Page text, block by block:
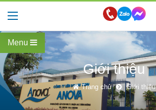
Giới thiệu
Trang chủ Giới thiệu
Menu